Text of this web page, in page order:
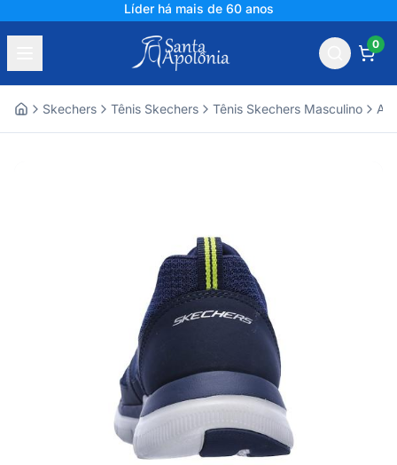
Líder há mais de 60 anos
0
Skechers Tênis Skechers Tênis Skechers Masculino